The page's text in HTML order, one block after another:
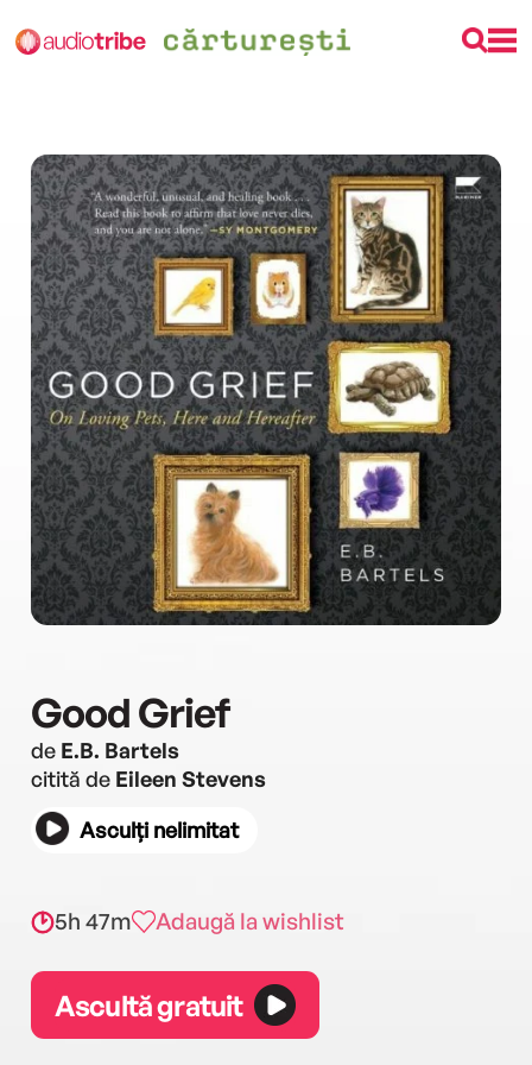
Good Grief
de E.B. Bartels
citită de Eileen Stevens
Asculți nelimitat
5h 47m Adaugă la wishlist
Ascultă gratuit